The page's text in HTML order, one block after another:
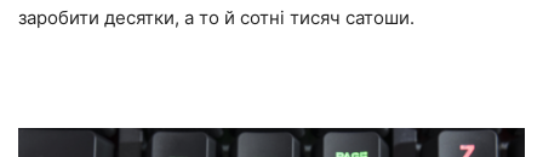
заробити десятки, а то й сотні тисяч сатоши.